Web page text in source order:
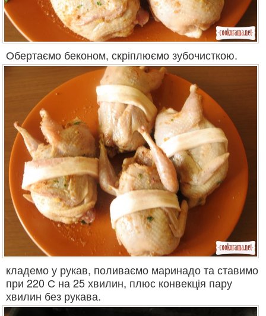
Обертаємо беконом, скріплюємо зубочисткою.
кладемо у рукав, поливаємо маринадо та ставимо
при 220 С на 25 хвилин, плюс конвекція пару
хвилин без рукава.